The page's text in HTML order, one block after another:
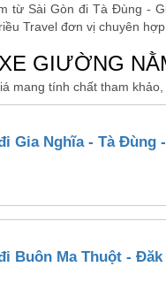
từ Sài Gòn đi Tà Đùng -
Travel đơn vị chuyên
GIƯỜNG
mang tính chất tham
Gia Nghĩa - Tà Đùng
Buôn Ma Thuột - Đăk